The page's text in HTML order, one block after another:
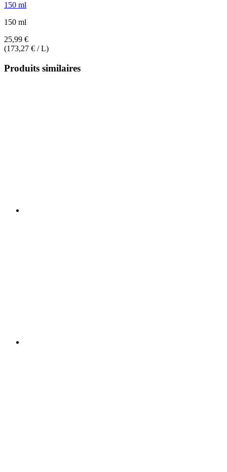
150 ml
150 ml
25,99 €
(173,27 € / L)
Produits similaires